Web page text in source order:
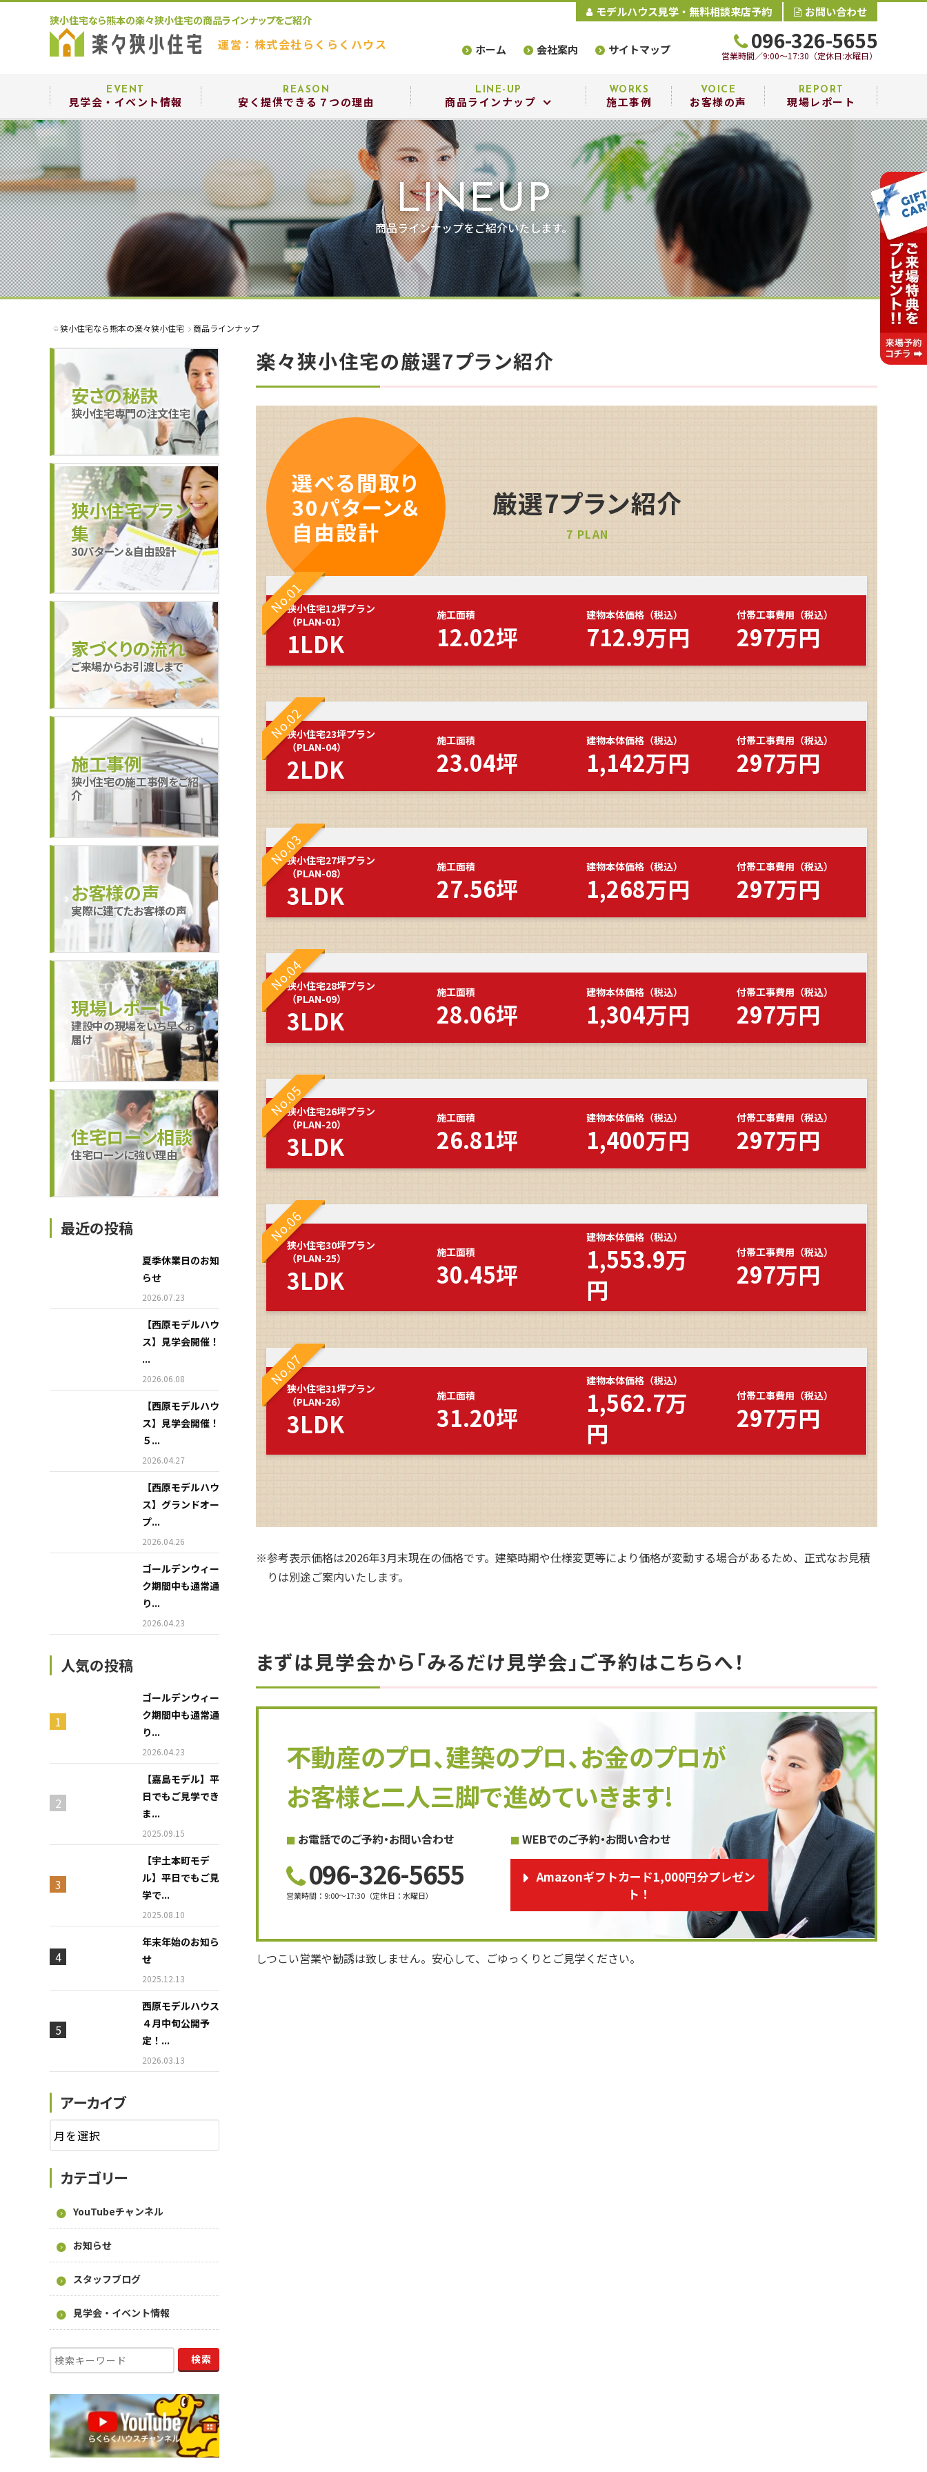
狭小住宅なら熊本の楽々狭小住宅の商品ラインナップをご紹介
運営：株式会社らくらくハウス ホーム 会社案内 サイトマップ
モデルハウス見学・無料相談来店予約 お問い合わせ
096-326-5655
営業時間／9:00～17:30（定休日:水曜日）
EVENT
見学会・イベント情報
REASON
安く提供できる７つの理由
LINE-UP
商品ラインナップ
商品ラインナップ
設備・構造
選べるデザインスタイル
WORKS
施工事例
VOICE
お客様の声
REPORT
現場レポート
LINEUP
商品ラインナップをご紹介いたします。
狭小住宅なら熊本の楽々狭小住宅 商品ラインナップ
楽々狭小住宅の厳選7プラン紹介
厳選7プラン紹介
7 PLAN
選べる間取り
30パターン＆
自由設計
No.01狭小住宅12坪プラン
（PLAN-01）
1LDK
施工面積
12.02坪
建物本体価格（税込）
712.9万円
付帯工事費用（税込）
297万円
No.02狭小住宅23坪プラン
（PLAN-04）
2LDK
施工面積
23.04坪
建物本体価格（税込）
1,142万円
付帯工事費用（税込）
297万円
No.03狭小住宅27坪プラン
（PLAN-08）
3LDK
施工面積
27.56坪
建物本体価格（税込）
1,268万円
付帯工事費用（税込）
297万円
No.04狭小住宅28坪プラン
（PLAN-09）
3LDK
施工面積
28.06坪
建物本体価格（税込）
1,304万円
付帯工事費用（税込）
297万円
No.05狭小住宅26坪プラン
（PLAN-20）
3LDK
施工面積
26.81坪
建物本体価格（税込）
1,400万円
付帯工事費用（税込）
297万円
No.06
狭小住宅30坪プラン
（PLAN-25）
3LDK
施工面積
30.45坪
建物本体価格（税込）
1,553.9万
円
付帯工事費用（税込）
297万円
No.07
狭小住宅31坪プラン
（PLAN-26）
3LDK
施工面積
31.20坪
建物本体価格（税込）
1,562.7万
円
付帯工事費用（税込）
297万円
※参考表示価格は2026年3月末現在の価格です。建築時期や仕様変更等により価格が変動する場合があるため、正式なお見積
りは別途ご案内いたします。
まずは見学会から「みるだけ見学会」ご予約はこちらへ！
不動産のプロ、建築のプロ、お金のプロが
お客様と二人三脚で進めていきます!
お電話でのご予約・お問い合わせ
096-326-5655
営業時間 ： 9:00～17:30 （定休日 ：水曜日）
WEBでのご予約・お問い合わせ
Amazonギフトカード1,000円分プレゼン
ト！
しつこい営業や勧誘は致しません。安心して、ごゆっくりとご見学ください。
安さの秘訣
狭小住宅専門の注文住宅
狭小住宅プラン
集
30パターン＆自由設計
家づくりの流れ
ご来場からお引渡しまで
施工事例
狭小住宅の施工事例をご紹
介
お客様の声
実際に建てたお客様の声
現場レポート
建設中の現場をいち早くお
届け
住宅ローン相談
住宅ローンに強い理由
最近の投稿
夏季休業日のお知
らせ
2026.07.23
【西原モデルハウ
ス】見学会開催！
...
2026.06.08
【西原モデルハウ
ス】見学会開催！
５...
2026.04.27
【西原モデルハウ
ス】グランドオー
プ...
2026.04.26
ゴールデンウィー
ク期間中も通常通
り...
2026.04.23
人気の投稿
ゴールデンウィー
ク期間中も通常通
り...
2026.04.23
【嘉島モデル】平
日でもご見学でき
ま...
2025.09.15
【宇土本町モデ
ル】平日でもご見
学で...
2025.08.10
年末年始のお知ら
せ
2025.12.13
西原モデルハウス
４月中旬公開予
定！...
2026.03.13
アーカイブ
カテゴリー
YouTubeチャンネル
お知らせ
スタッフブログ
見学会・イベント情報